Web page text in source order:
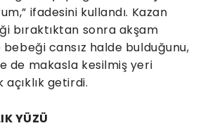
ifadesini kullandı. Kazan
bıraktıktan sonra akşam
cansız halde bulduğunu,
de makasla kesilmiş yeri
getirdi.
YÜZÜ